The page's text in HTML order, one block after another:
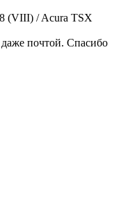
(VIII) / Acura TSX
почтой. Спасибо